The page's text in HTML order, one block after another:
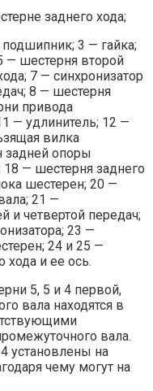
заднего хода;
3 — гайка;
— шестерня второй
7 — синхронизатор
8 — шестерня
привода
— удлинитель; 12 —
вилка
задней опоры
18 — шестерня заднего
шестерен; 20 —
21 —
и четвертой передач;
23 —
24 и 25 —
хода и ее ось.
5, 5 и 4 первой,
вала находятся в
вала.
установлены на
чему могут на